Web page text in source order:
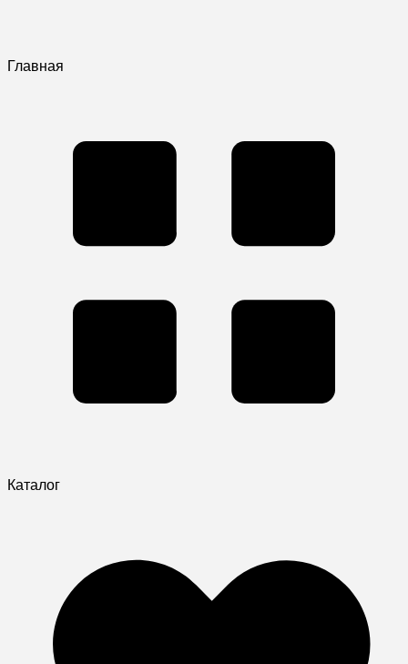
Главная
Каталог